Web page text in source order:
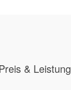
& Leistung